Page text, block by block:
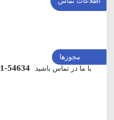
با ما در تماس باشید 54634-021
مجوزها